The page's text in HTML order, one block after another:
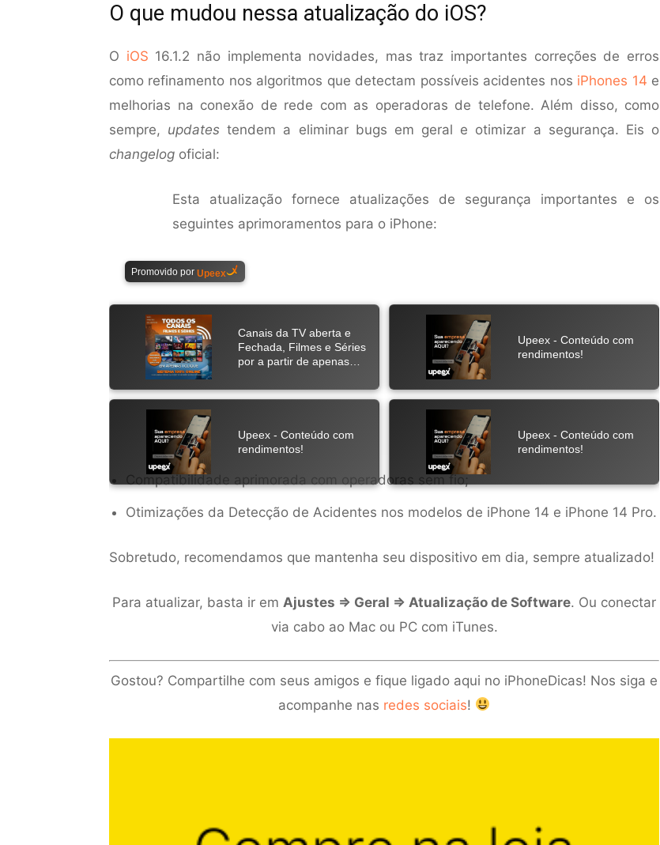
O que mudou nessa atualização do iOS?
O iOS 16.1.2 não implementa novidades, mas traz importantes correções de erros
como refinamento nos algoritmos que detectam possíveis acidentes nos iPhones 14 e
melhorias na conexão de rede com as operadoras de telefone. Além disso, como
sempre, updates tendem a eliminar bugs em geral e otimizar a segurança. Eis o
changelog oficial:
Esta atualização fornece atualizações de segurança importantes e os
seguintes aprimoramentos para o iPhone:
Compatibilidade aprimorada com operadoras sem fio;
Otimizações da Detecção de Acidentes nos modelos de iPhone 14 e iPhone 14 Pro.
Sobretudo, recomendamos que mantenha seu dispositivo em dia, sempre atualizado!
Para atualizar, basta ir em Ajustes ⇒ Geral ⇒ Atualização de Software. Ou conectar
via cabo ao Mac ou PC com iTunes.
Gostou? Compartilhe com seus amigos e fique ligado aqui no iPhoneDicas! Nos siga e
acompanhe nas redes sociais!